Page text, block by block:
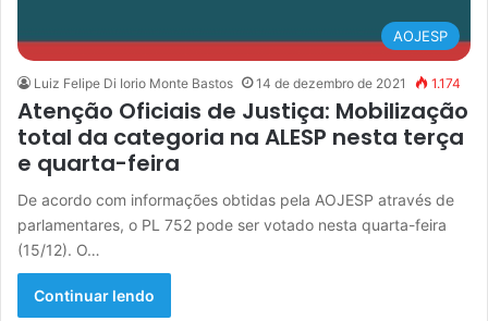
AOJESP
Luiz Felipe Di Iorio Monte Bastos 14 de dezembro de 2021 1.174
Atenção Oficiais de Justiça: Mobilização
total da categoria na ALESP nesta terça
e quarta-feira
De acordo com informações obtidas pela AOJESP através de
parlamentares, o PL 752 pode ser votado nesta quarta-feira
(15/12). O…
Continuar lendo